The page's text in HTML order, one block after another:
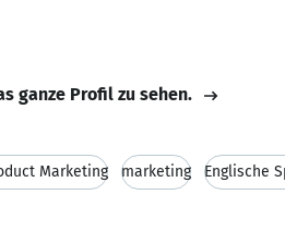
ganze Profil zu sehen.
Marketing marketing Englische